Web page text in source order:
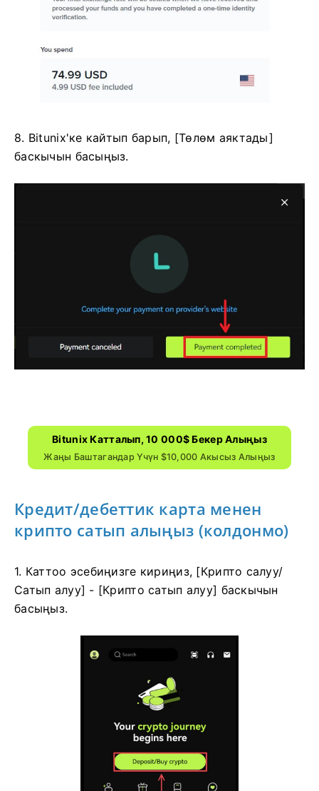
8. Bitunix'ке кайтып барып, [Төлөм аяктады]
баскычын басыңыз.
Bitunix Катталып, 10 000$ Бекер Алыңыз
Жаңы Баштагандар Үчүн $10,000 Акысыз Алыңыз
Кредит/дебеттик карта менен
крипто сатып алыңыз (колдонмо)
1. Каттоо эсебиңизге кириңиз, [Крипто салуу/
Сатып алуу] - [Крипто сатып алуу] баскычын
басыңыз.